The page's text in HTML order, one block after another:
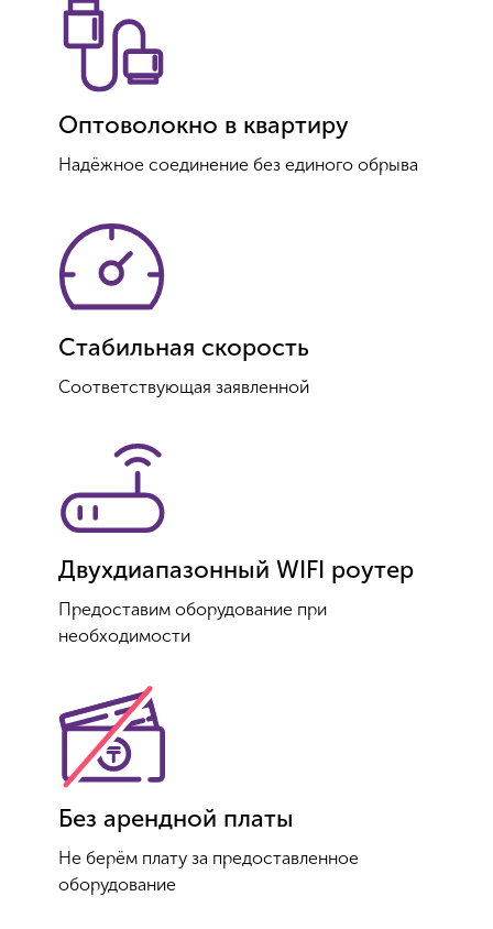
Оптоволокно в квартиру
Надёжное соединение без единого обрыва
Стабильная скорость
Соответствующая заявленной
Двухдиапазонный WIFI роутер
Предоставим оборудование при
необходимости
Без арендной платы
Не берём плату за предоставленное
оборудование